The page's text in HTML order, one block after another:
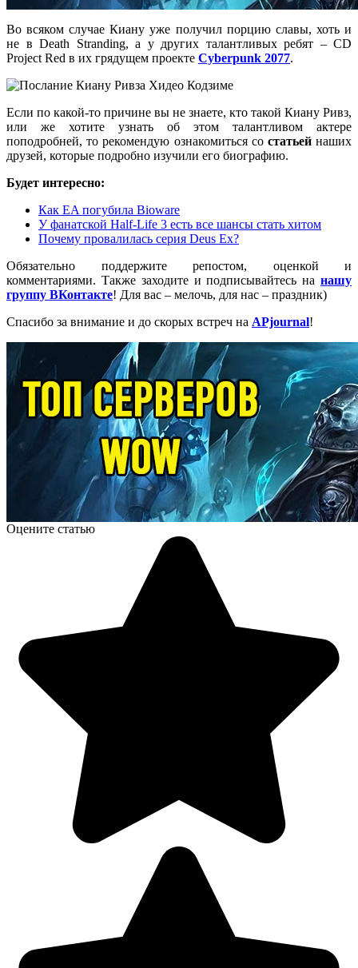
Во всяком случае Киану уже получил порцию славы, хоть и
не в Death Stranding, а у других талантливых ребят – CD
Project Red в их грядущем проекте Cyberpunk 2077.
Если по какой-то причине вы не знаете, кто такой Киану Ривз,
или же хотите узнать об этом талантливом актере
поподробней, то рекомендую ознакомиться со статьейнаших
друзей, которые подробно изучили его биографию.
Будет интересно:
Как EA погубила Bioware
У фанатской Half-Life 3 есть все шансы стать хитом
Почему провалилась серия Deus Ex?
Обязательно поддержите репостом, оценкой и
комментариями. Также заходите и подписывайтесь на нашу
группу ВКонтакте! Для вас – мелочь, для нас – праздник)
Спасибо за внимание и до скорых встреч на APjournal!
Оцените статью